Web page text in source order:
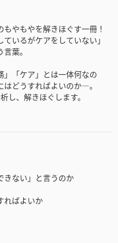
やもやを解きほぐす一冊！
いるがケアをしていない」
葉。
」「ケア」とは一体何なの
どうすればよいのか―。
し、解きほぐします。
ない」と言うのか
ればよいか